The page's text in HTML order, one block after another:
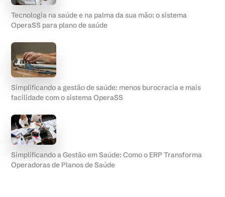
Tecnologia na saúde e na palma da sua mão: o sistema
OperaSS para plano de saúde
Simplificando a gestão de saúde: menos burocracia e mais
facilidade com o sistema OperaSS
Simplificando a Gestão em Saúde: Como o ERP Transforma
Operadoras de Planos de Saúde